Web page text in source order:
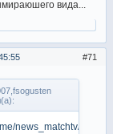
вида...
71
news_matchtv/16792